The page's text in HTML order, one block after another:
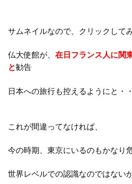
サムネイルなので、クリックして
仏大使館が、在日フランス人に関
と勧告
日本への旅行も控えるようにと・
これが間違ってなければ、
今の時期、東京にいるのもかなり
世界レベルでの認識なのではない